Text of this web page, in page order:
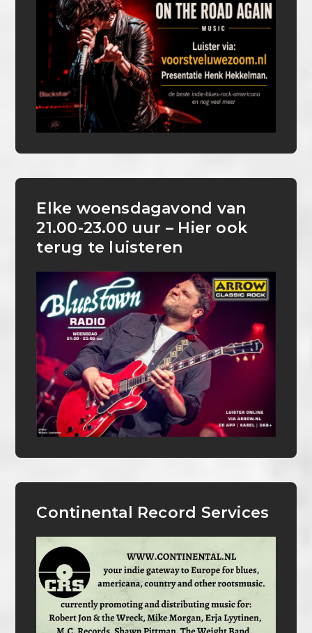
Elke woensdagavond van
21.00-23.00 uur – Hier ook
terug te luisteren
Continental Record Services